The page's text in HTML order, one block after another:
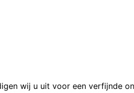
wij u uit voor een verfijnde